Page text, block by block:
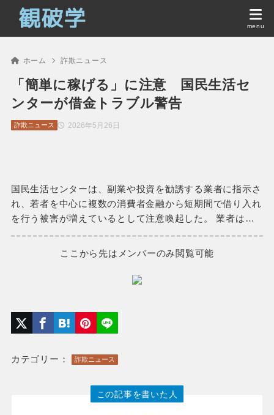
ホーム 詐欺ニュース
「簡単に稼げる」に注意 国民生活セ
ンターが借金トラブル警告
2026年5月26日
詐欺ニュース
国民生活センターは、副業や投資を勧誘する業者に指示さ
れ、若者を中心に複数の消費者金融から短期間で借り入れ
を行う被害が増えているとして注意喚起した。 業者は…
ここから先はメンバーのみ閲覧可能
カテゴリー： 詐欺ニュース
この記事を書いた人